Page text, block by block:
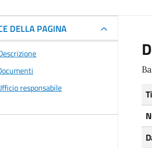
DELLA PAGINA
responsabile